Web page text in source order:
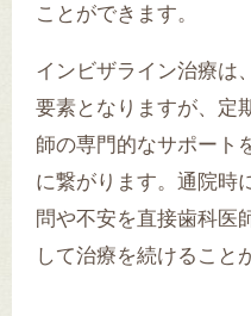
ことができます。
インビザライン治療は
要素となりますが、定
師の専門的なサポート
に繋がります。通院時
問や不安を直接歯科医
して治療を続けること